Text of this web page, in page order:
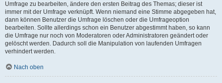
Umfrage zu bearbeiten, ändere den ersten Beitrag des Themas; dieser ist
immer mit der Umfrage verknüpft. Wenn niemand eine Stimme abgegeben hat,
dann können Benutzer die Umfrage löschen oder die Umfrageoption
bearbeiten. Sollte allerdings schon ein Benutzer abgestimmt haben, so kann
die Umfrage nur noch von Moderatoren oder Administratoren geändert oder
gelöscht werden. Dadurch soll die Manipulation von laufenden Umfragen
verhindert werden.
Nach oben